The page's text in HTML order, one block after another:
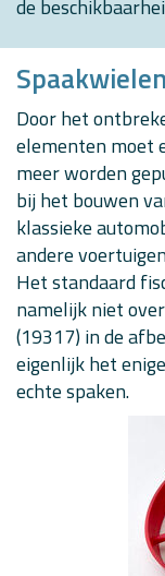
de
Spaakwielen
Door het
elementen moet
meer worden
bij het bouwen
klassieke
andere
Het standaard
namelijk niet
(19317) in de
eigenlijk het
echte spaken.